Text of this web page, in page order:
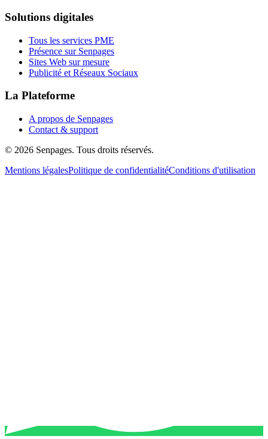
Solutions digitales
Tous les services PME
Présence sur Senpages
Sites Web sur mesure
Publicité et Réseaux Sociaux
La Plateforme
A propos de Senpages
Contact & support
© 2026 Senpages. Tous droits réservés.
Mentions légalesPolitique de confidentialitéConditions d'utilisation